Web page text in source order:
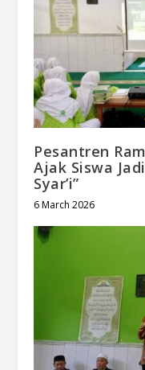
Pesantren
Ajak Siswa
Syar’i”
6 March 2026